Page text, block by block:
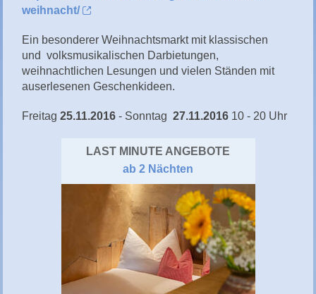
weihnacht/
Ein besonderer Weihnachtsmarkt mit klassischen
und volksmusikalischen Darbietungen,
weihnachtlichen Lesungen und vielen Ständen mit
auserlesenen Geschenkideen.
Freitag 25.11.2016- Sonntag 27.11.2016 10 - 20 Uhr
LAST MINUTE ANGEBOTE
ab 2 Nächten